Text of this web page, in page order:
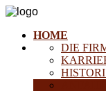
HOME
DIE